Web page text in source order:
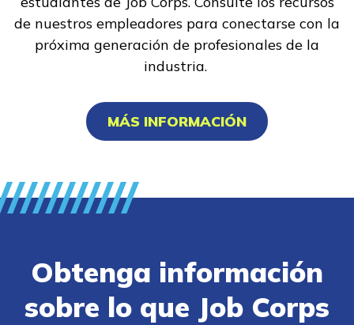
de nuestros empleadores para conectarse con la
próxima generación de profesionales de la
industria.
MÁS INFORMACIÓN
Obtenga información
sobre lo que Job Corps